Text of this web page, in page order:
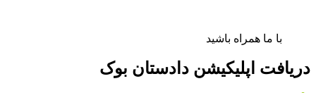
با ما همراه باشید
دریافت اپلیکیشن دادستان بوک